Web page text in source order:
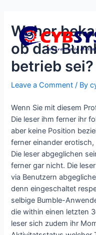
Woher
ob das
betrieb sei?
Leave a Comment / By
Wenn Sie mit diesem
Die leser ihm ferner ihr
aber keine Position
ferner einander
Die leser abgeglichen
ferner gar nicht. Die
via Benutzern
denn eingeschaltet
selbige Bumble-
die within einen letzten
leser sich zudem ihr